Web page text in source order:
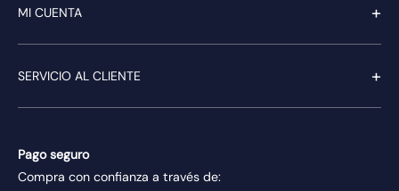
MI CUENTA +
SERVICIO AL CLIENTE +
Pago seguro
Compra con confianza a través de: